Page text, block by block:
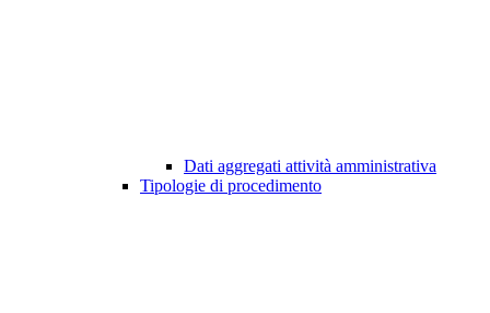
Dati aggregati attività amministrativa
Tipologie di procedimento